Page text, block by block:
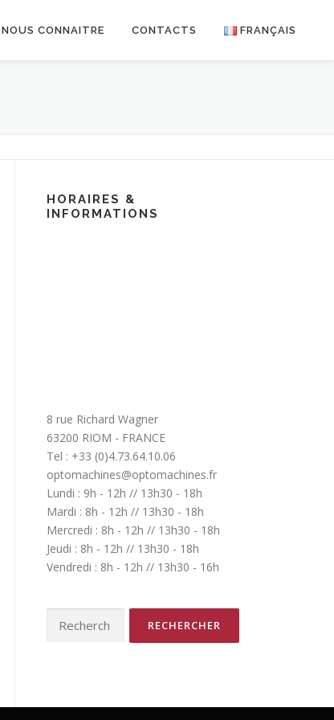
NOUS CONNAITRE CONTACTS FRANÇAIS
HORAIRES &
INFORMATIONS
8 rue Richard Wagner
63200 RIOM - FRANCE
Tel : +33 (0)4.73.64.10.06
optomachines@optomachines.fr
Lundi : 9h - 12h // 13h30 - 18h
Mardi : 8h - 12h // 13h30 - 18h
Mercredi : 8h - 12h // 13h30 - 18h
Jeudi : 8h - 12h // 13h30 - 18h
Vendredi : 8h - 12h // 13h30 - 16h